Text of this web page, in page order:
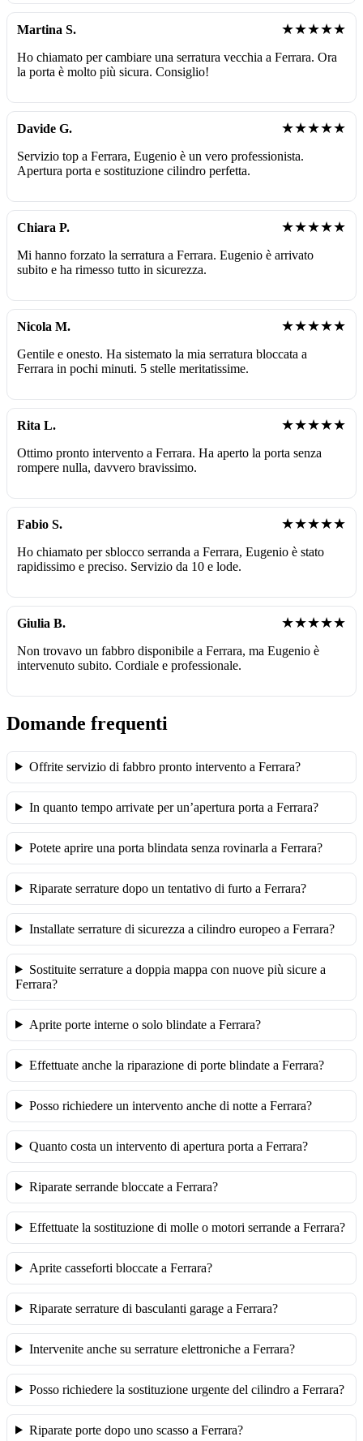
Martina S. ★★★★★
Ho chiamato per cambiare una serratura vecchia a Ferrara. Ora
la porta è molto più sicura. Consiglio!
Davide G. ★★★★★
Servizio top a Ferrara, Eugenio è un vero professionista.
Apertura porta e sostituzione cilindro perfetta.
Chiara P. ★★★★★
Mi hanno forzato la serratura a Ferrara. Eugenio è arrivato
subito e ha rimesso tutto in sicurezza.
Nicola M. ★★★★★
Gentile e onesto. Ha sistemato la mia serratura bloccata a
Ferrara in pochi minuti. 5 stelle meritatissime.
Rita L. ★★★★★
Ottimo pronto intervento a Ferrara. Ha aperto la porta senza
rompere nulla, davvero bravissimo.
Fabio S. ★★★★★
Ho chiamato per sblocco serranda a Ferrara, Eugenio è stato
rapidissimo e preciso. Servizio da 10 e lode.
Giulia B. ★★★★★
Non trovavo un fabbro disponibile a Ferrara, ma Eugenio è
intervenuto subito. Cordiale e professionale.
Domande frequenti
Offrite servizio di fabbro pronto intervento a Ferrara?
In quanto tempo arrivate per un’apertura porta a Ferrara?
Potete aprire una porta blindata senza rovinarla a Ferrara?
Riparate serrature dopo un tentativo di furto a Ferrara?
Installate serrature di sicurezza a cilindro europeo a Ferrara?
Sostituite serrature a doppia mappa con nuove più sicure a
Ferrara?
Aprite porte interne o solo blindate a Ferrara?
Effettuate anche la riparazione di porte blindate a Ferrara?
Posso richiedere un intervento anche di notte a Ferrara?
Quanto costa un intervento di apertura porta a Ferrara?
Riparate serrande bloccate a Ferrara?
Effettuate la sostituzione di molle o motori serrande a Ferrara?
Aprite casseforti bloccate a Ferrara?
Riparate serrature di basculanti garage a Ferrara?
Intervenite anche su serrature elettroniche a Ferrara?
Posso richiedere la sostituzione urgente del cilindro a Ferrara?
Riparate porte dopo uno scasso a Ferrara?